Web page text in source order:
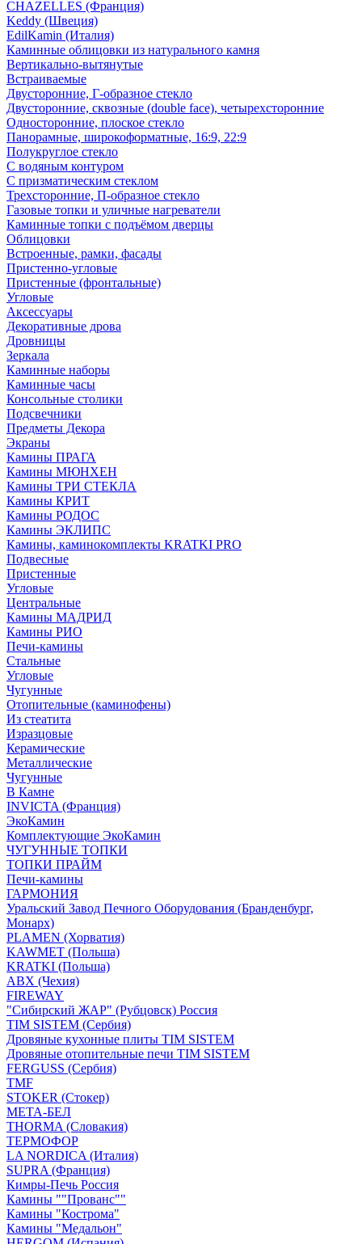
CHAZELLES (Франция)
Keddy (Швеция)
EdilKamin (Италия)
Каминные облицовки из натурального камня
Вертикально-вытянутые
Встраиваемые
Двусторонние, Г-образное стекло
Двусторонние, сквозные (double face), четырехсторонние
Односторонние, плоское стекло
Панорамные, широкоформатные, 16:9, 22:9
Полукруглое стекло
С водяным контуром
С призматическим стеклом
Трехсторонние, П-образное стекло
Газовые топки и уличные нагреватели
Каминные топки с подъёмом дверцы
Облицовки
Встроенные, рамки, фасады
Пристенно-угловые
Пристенные (фронтальные)
Угловые
Аксессуары
Декоративные дрова
Дровницы
Зеркала
Каминные наборы
Каминные часы
Консольные столики
Подсвечники
Предметы Декора
Экраны
Камины ПРАГА
Камины МЮНХЕН
Камины ТРИ СТЕКЛА
Камины КРИТ
Камины РОДОС
Камины ЭКЛИПС
Камины, каминокомплекты KRATKI PRO
Подвесные
Пристенные
Угловые
Центральные
Камины МАДРИД
Камины РИО
Печи-камины
Стальные
Угловые
Чугунные
Отопительные (каминофены)
Из стеатита
Изразцовые
Керамические
Металлические
Чугунные
В Камне
INVICTA (Франция)
ЭкоКамин
Комплектующие ЭкоКамин
ЧУГУННЫЕ ТОПКИ
ТОПКИ ПРАЙМ
Печи-камины
ГАРМОНИЯ
Уральский Завод Печного Оборудования (Бранденбург,
Монарх)
PLAMEN (Хорватия)
KAWMET (Польша)
KRATKI (Польша)
ABX (Чехия)
FIREWAY
"Сибирский ЖАР" (Рубцовск) Россия
TIM SISTEM (Сербия)
Дровяные кухонные плиты TIM SISTEM
Дровяные отопительные печи TIM SISTEM
FERGUSS (Сербия)
TMF
STOKER (Стокер)
МЕТА-БЕЛ
THORMA (Словакия)
ТЕРМОФОР
LA NORDICA (Италия)
SUPRA (Франция)
Кимры-Печь Россия
Камины ""Прованс""
Камины "Кострома"
Камины "Медальон"